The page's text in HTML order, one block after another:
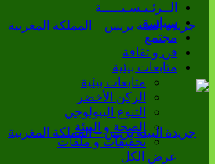
الــرئـيـسـيـــــة
سياسة
مجتمع
فن و ثقافة
متابعات بيئية
متابعات بيئية
الركن الأخضر
التنوع البيولوجي
الصحة و البيئة
تحقيقات و ملفات
عرض الكل